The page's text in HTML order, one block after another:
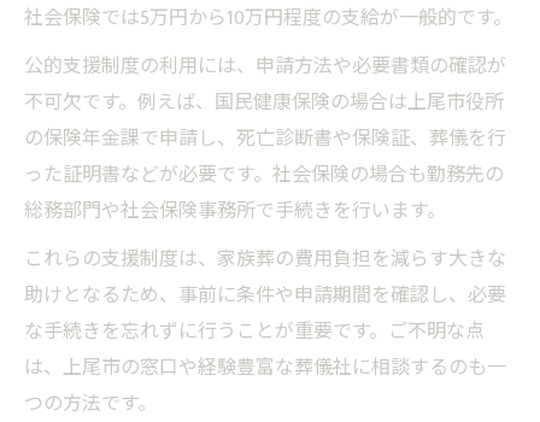
社会保険では5万円から10万円程度の支給が一般的です。
公的支援制度の利用には、申請方法や必要書類の確認が
不可欠です。例えば、国民健康保険の場合は上尾市役所
の保険年金課で申請し、死亡診断書や保険証、葬儀を行
った証明書などが必要です。社会保険の場合も勤務先の
総務部門や社会保険事務所で手続きを行います。
これらの支援制度は、家族葬の費用負担を減らす大きな
助けとなるため、事前に条件や申請期間を確認し、必要
な手続きを忘れずに行うことが重要です。ご不明な点
は、上尾市の窓口や経験豊富な葬儀社に相談するのも一
つの方法です。